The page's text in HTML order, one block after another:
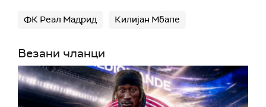
ФК Реал Мадрид Килијан Мбапе
Везани чланци